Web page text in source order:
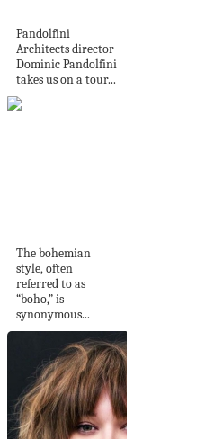
Pandolfini
Architects director
Dominic Pandolfini
takes us on a tour...
The bohemian
style, often
referred to as
“boho,” is
synonymous...